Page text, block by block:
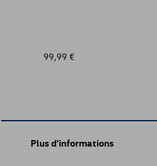
99,99 €
Plus d'informations